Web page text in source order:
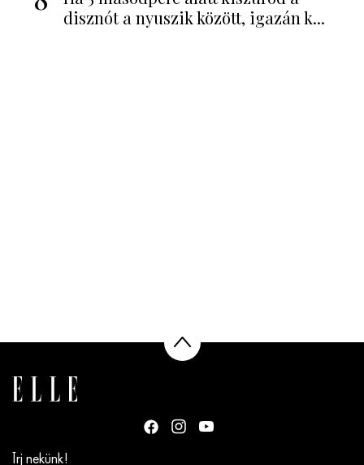
disznót a nyuszik között, igazán k...
Írj nekünk!